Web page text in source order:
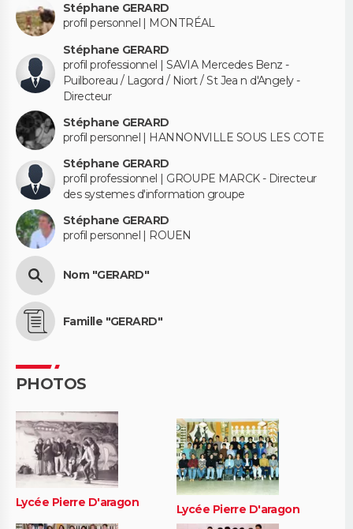
Stéphane GERARD
profil personnel | MONTRÉAL
Stéphane GERARD
profil professionnel | SAVIA Mercedes Benz -
Puilboreau / Lagord / Niort / St Jea n d'Angely -
Directeur
Stéphane GERARD
profil personnel | HANNONVILLE SOUS LES COTE
Stéphane GERARD
profil professionnel | GROUPE MARCK - Directeur
des systemes d'information groupe
Stéphane GERARD
profil personnel | ROUEN
Nom "GERARD"
Famille "GERARD"
PHOTOS
Lycée Pierre D'aragon Lycée Pierre D'aragon